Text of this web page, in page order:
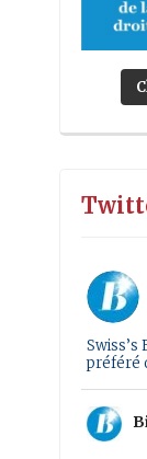
Swiss’s
préféré